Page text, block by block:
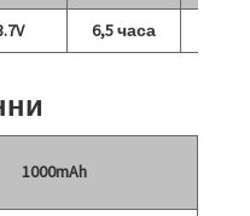
6,5 часа
1000mAh